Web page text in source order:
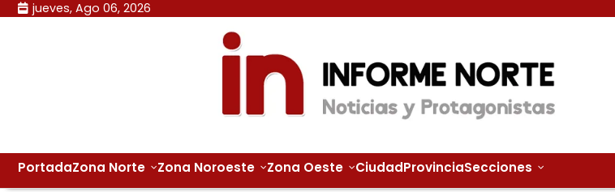
Skip jueves, Ago 06, 2026
PortadaZona Norte Zona Noroeste Zona Oeste CiudadProvinciaSecciones